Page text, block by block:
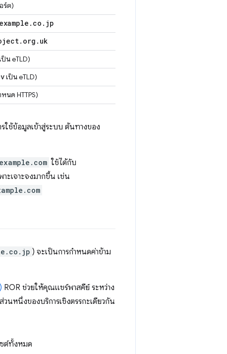
ร์ต)
example . co . jp
. org . uk
ป็น eTLD)
เป็น eTLD)
นด HTTPS)
ใช้ข้อมูลเข้าสู่ระบบ ต้นทางของ
example.com ใช้ได้กับ
ะเจาะจงมากขึ้น เช่น
) จะเป็นการกำหนดค่าข้าม
ROR ช่วยให้คุณแชร์พาสคีย์ ระหว่าง
นหนึ่งของบริการเชิงตรรกะเดียวกัน
ซต์ทั้งหมด